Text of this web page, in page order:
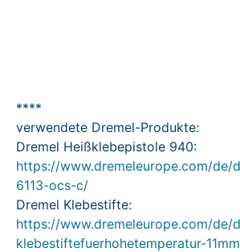
****
verwendete Dremel-Produkte:
Dremel Heißklebepistole 940:
https://www.dremeleurope.com/de/
6113-ocs-c/
Dremel Klebestifte:
https://www.dremeleurope.com/de/
klebestiftefuerhohetemperatur-